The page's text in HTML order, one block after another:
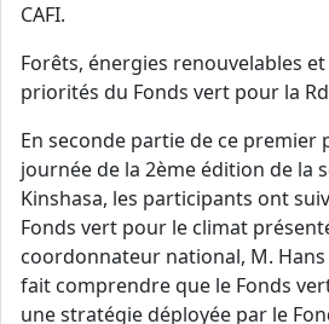
CAFI.
Forêts, énergies renouvelables
priorités du Fonds vert pour la
En seconde partie de ce premier
journée de la 2ème édition de la
Kinshasa, les participants ont
Fonds vert pour le climat
coordonnateur national, M.
fait comprendre que le Fonds
une stratégie déployée par le